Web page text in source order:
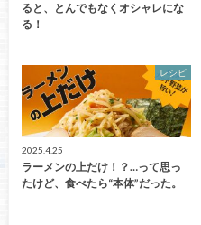
ると、とんでもなくオシャレにな
る！
レシピ
2025.4.25
ラーメンの上だけ！？…って思っ
たけど、食べたら“本体”だった。